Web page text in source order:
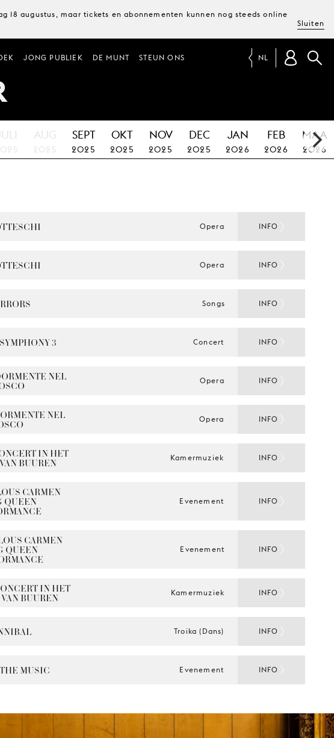
augustus, maar tickets en abonnementen kunnen nog steeds online
Sluiten
JONG PUBLIEK DE MUNT STEUN ONS NL
AUG
2025
SEPT
2025
OKT
2025
NOV
2025
DEC
2025
JAN
2026
FEB
2026
MAA
2026
Opera INFO
Opera INFO
Songs INFO
3 Concert INFO
NEL Opera INFO
NEL Opera INFO
IN HET
BUUREN Kamermuziek INFO
CARMEN
QUEEN Evenement INFO
CARMEN
QUEEN Evenement INFO
IN HET
BUUREN Kamermuziek INFO
Troika (Dans) INFO
MUSIC Evenement INFO